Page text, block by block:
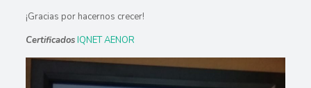
¡Gracias por hacernos crecer!
CertificadosIQNETAENOR